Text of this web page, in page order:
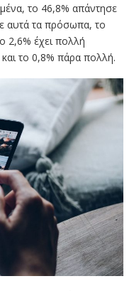
το 46,8% απάντησε
αυτά τα πρόσωπα, το
2,6% έχει πολλή
το 0,8% πάρα πολλή.